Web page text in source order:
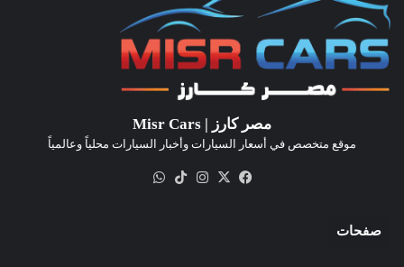
مصر كارز | Misr Cars
موقع متخصص في أسعار السيارات وأخبار السيارات محلياً وعالمياً
فيسبوك
‫X انستقرام‫TikTok
صفحات